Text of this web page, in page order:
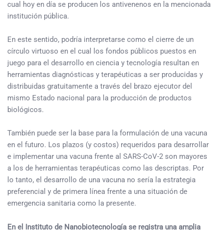
cual hoy en día se producen los antivenenos en la mencionada
institución pública.
En este sentido, podría interpretarse como el cierre de un
círculo virtuoso en el cual los fondos públicos puestos en
juego para el desarrollo en ciencia y tecnología resultan en
herramientas diagnósticas y terapéuticas a ser producidas y
distribuidas gratuitamente a través del brazo ejecutor del
mismo Estado nacional para la producción de productos
biológicos.
También puede ser la base para la formulación de una vacuna
en el futuro. Los plazos (y costos) requeridos para desarrollar
e implementar una vacuna frente al SARS-CoV-2 son mayores
a los de herramientas terapéuticas como las descriptas. Por
lo tanto, el desarrollo de una vacuna no sería la estrategia
preferencial y de primera línea frente a una situación de
emergencia sanitaria como la presente.
En el Instituto de Nanobiotecnología se registra una amplia